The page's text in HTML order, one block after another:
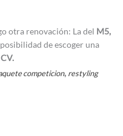
otra renovación: La del M5,
de escoger una
competicion, restyling